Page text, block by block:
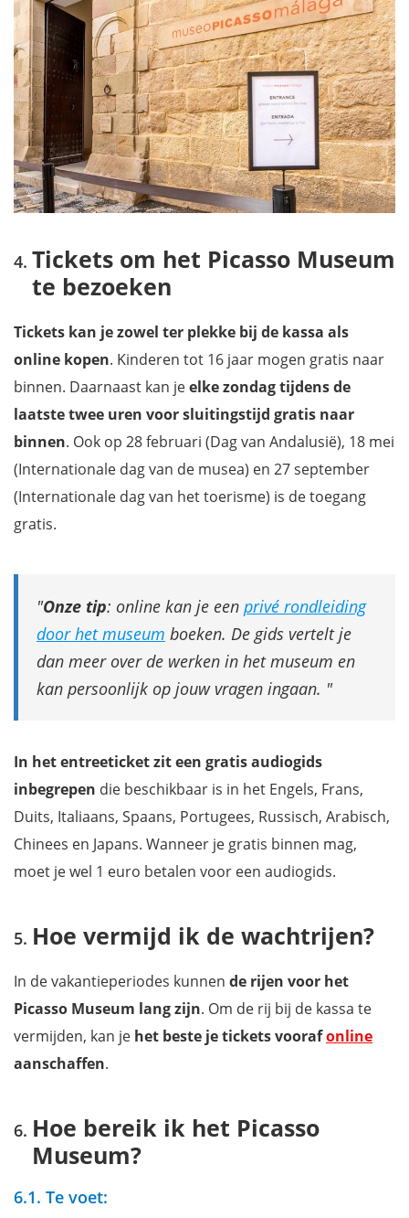
Tickets om het Picasso Museum
te bezoeken
Tickets kan je zowel ter plekke bij de kassa als
online kopen. Kinderen tot 16 jaar mogen gratis naar
binnen. Daarnaast kan jeelke zondag tijdens de
laatste twee uren voor sluitingstijd gratis naar
binnen. Ook op 28 februari (Dag van Andalusië), 18 mei
(Internationale dag van de musea) en 27 september
(Internationale dag van het toerisme) is de toegang
gratis.
Onze tip: online kan je een privé rondleiding
door het museum boeken. De gids vertelt je
dan meer over de werken in het museum en
kan persoonlijk op jouw vragen ingaan.
In het entreeticket zit een gratis audiogids
inbegrepen die beschikbaar is in het Engels, Frans,
Duits, Italiaans, Spaans, Portugees, Russisch, Arabisch,
Chinees en Japans. Wanneer je gratis binnen mag,
moet je wel 1 euro betalen voor een audiogids.
Hoe vermijd ik de wachtrijen?
In de vakantieperiodes kunnen de rijen voor het
Picasso Museum lang zijn. Om de rij bij de kassa te
vermijden, kan je het beste je tickets voorafonline
aanschaffen.
Hoe bereik ik het Picasso
Museum?
6.1. Te voet: